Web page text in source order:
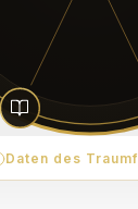
Daten des